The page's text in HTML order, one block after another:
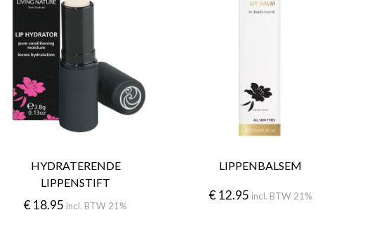
HYDRATERENDE
LIPPENSTIFT
€18.95 incl. BTW 21%
LIPPENBALSEM
€12.95 incl. BTW 21%